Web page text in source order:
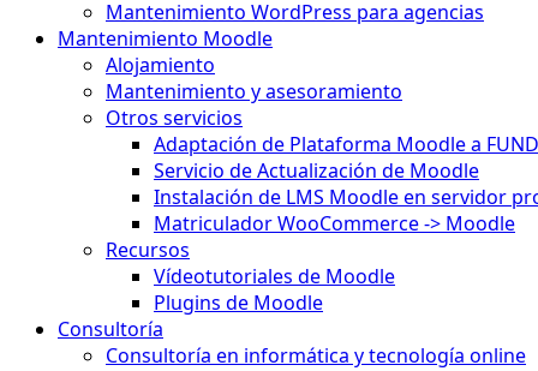
Mantenimiento WordPress para agencias
Mantenimiento Moodle
Alojamiento
Mantenimiento y asesoramiento
Otros servicios
Adaptación de Plataforma Moodle a
Servicio de Actualización de Moodle
Instalación de LMS Moodle en servidor
Matriculador WooCommerce -> Moodle
Recursos
Vídeotutoriales de Moodle
Plugins de Moodle
Consultoría
Consultoría en informática y tecnología online